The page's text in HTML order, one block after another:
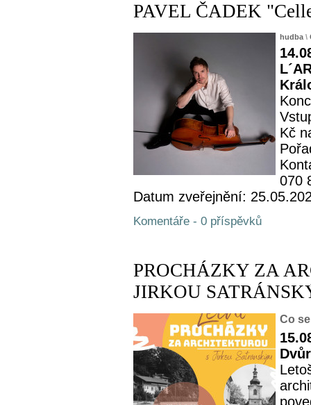
PAVEL ČADEK
hudba \
Kč
070
Datum zveřejnění:
Komentáře - 0 příspěvků
PROCHÁZKY ZA
JIRKOU
Co